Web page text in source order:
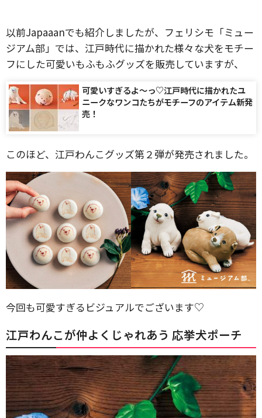
以前Japaaanでも紹介しましたが、フェリシモ「ミュー
ジアム部」では、江戸時代に描かれた様々な犬をモチー
フにした可愛いもふもふグッズを販売していますが、
可愛いすぎるよ〜っ♡江戸時代に描かれたユ
ニークなワンコたちがモチーフのアイテム新発
売！
このほど、江戸わんこグッズ第２弾が発売されました。
今回も可愛すぎるビジュアルでございます♡
江戸わんこが仲よくじゃれあう 応挙犬ポーチ